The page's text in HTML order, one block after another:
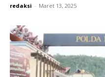
redaksi - Maret 13, 2025